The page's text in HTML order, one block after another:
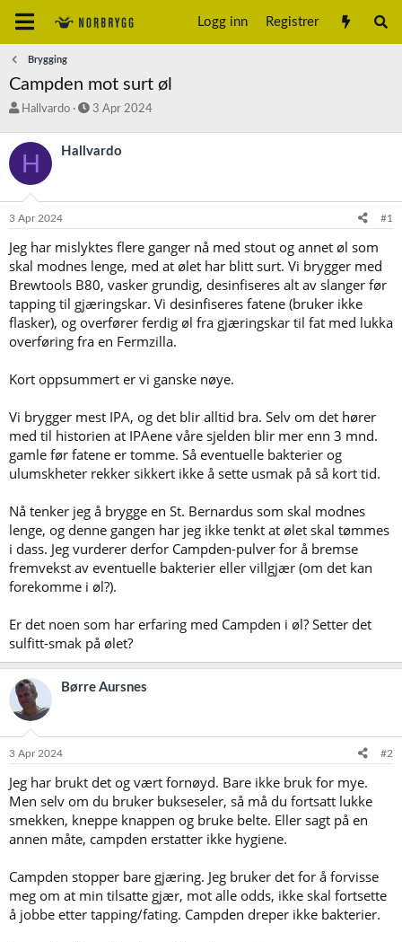
Logg inn Registrer
Brygging
Campden mot surt øl
T
å
d
s
a
r
e
r
Hallvardo
S
r
a
3 Apr 2024
H Hallvardo
3 Apr 2024 #1
Jeg har mislyktes flere ganger nå med stout og annet øl som
skal modnes lenge, med at ølet har blitt surt. Vi brygger med
Brewtools B80, vasker grundig, desinfiseres alt av slanger før
tapping til gjæringskar. Vi desinfiseres fatene (bruker ikke
flasker), og overfører ferdig øl fra gjæringskar til fat med lukka
overføring fra en Fermzilla.
Kort oppsummert er vi ganske nøye.
Vi brygger mest IPA, og det blir alltid bra. Selv om det hører
med til historien at IPAene våre sjelden blir mer enn 3 mnd.
gamle før fatene er tomme. Så eventuelle bakterier og
ulumskheter rekker sikkert ikke å sette usmak på så kort tid.
Nå tenker jeg å brygge en St. Bernardus som skal modnes
lenge, og denne gangen har jeg ikke tenkt at ølet skal tømmes
i dass. Jeg vurderer derfor Campden-pulver for å bremse
fremvekst av eventuelle bakterier eller villgjær (om det kan
forekomme i øl?).
Er det noen som har erfaring med Campden i øl? Setter det
sulfitt-smak på ølet?
Børre Aursnes
3 Apr 2024 #2
Jeg har brukt det og vært fornøyd. Bare ikke bruk for mye.
Men selv om du bruker bukseseler, så må du fortsatt lukke
smekken, kneppe knappen og bruke belte. Eller sagt på en
annen måte, campden erstatter ikke hygiene.
Campden stopper bare gjæring. Jeg bruker det for å forvisse
meg om at min tilsatte gjær, mot alle odds, ikke skal fortsette
å jobbe etter tapping/fating. Campden dreper ikke bakterier.